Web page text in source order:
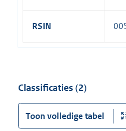
RSIN
Classificaties (2)
Toon volledige tabel